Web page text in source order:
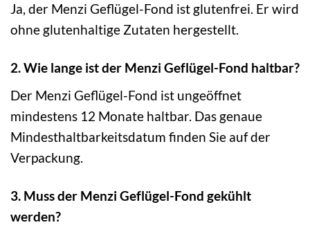
Ja, der Menzi Geflügel-Fond ist glutenfrei. Er wird
ohne glutenhaltige Zutaten hergestellt.
2. Wie lange ist der Menzi Geflügel-Fond haltbar?
Der Menzi Geflügel-Fond ist ungeöffnet
mindestens 12 Monate haltbar. Das genaue
Mindesthaltbarkeitsdatum finden Sie auf der
Verpackung.
3. Muss der Menzi Geflügel-Fond gekühlt
werden?